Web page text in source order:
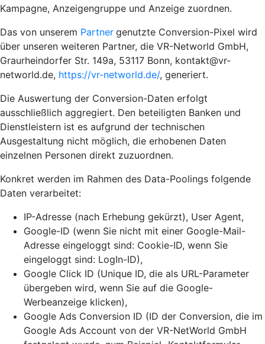
Kampagne, Anzeigengruppe und Anzeige zuordnen.
Das von unserem Partner genutzte Conversion-Pixel wird
über unseren weiteren Partner, die VR-Networld GmbH,
Graurheindorfer Str. 149a, 53117 Bonn, kontakt@vr-
networld.de, https://vr-networld.de/, generiert.
Die Auswertung der Conversion-Daten erfolgt
ausschließlich aggregiert. Den beteiligten Banken und
Dienstleistern ist es aufgrund der technischen
Ausgestaltung nicht möglich, die erhobenen Daten
einzelnen Personen direkt zuzuordnen.
Konkret werden im Rahmen des Data-Poolings folgende
Daten verarbeitet:
IP-Adresse (nach Erhebung gekürzt), User Agent,
Google-ID (wenn Sie nicht mit einer Google-Mail-
Adresse eingeloggt sind: Cookie-ID, wenn Sie
eingeloggt sind: LogIn-ID),
Google Click ID (Unique ID, die als URL-Parameter
übergeben wird, wenn Sie auf die Google-
Werbeanzeige klicken),
Google Ads Conversion ID (ID der Conversion, die im
Google Ads Account von der VR-NetWorld GmbH